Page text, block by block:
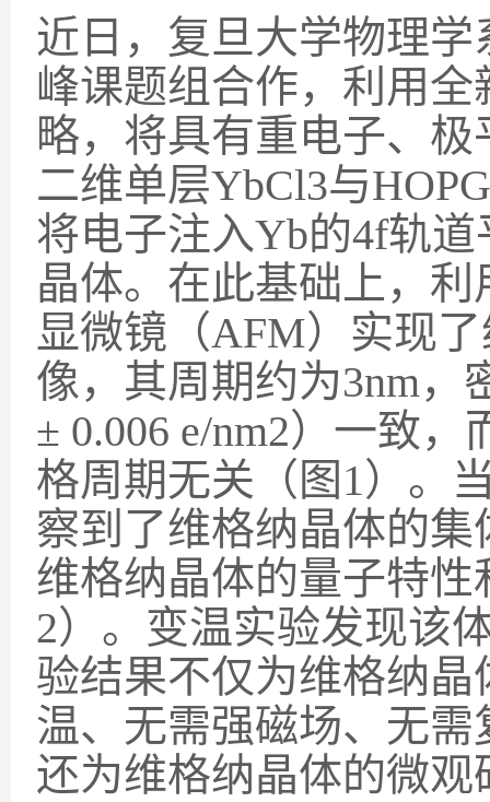
近日，复旦大学物理
峰课题组合作，利用全
略，将具有重电子、
二维单层YbCl3与HOPG
将电子注入Yb的4f轨道
晶体。在此基础上，
显微镜（AFM）实现
像，其周期约为3nm，
± 0.006 e/nm2）一致，
格周期无关（图 1）。
察到了维格纳晶体的
维格纳晶体的量子特
2）。变温实验发现该
验结果不仅为维格纳
温、无需强磁场、无
还为维格纳晶体的微